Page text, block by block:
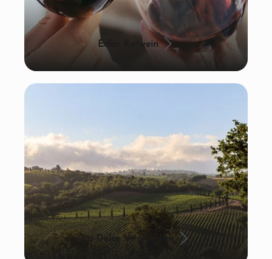
Edler Rotwein
La Dolce Vita: Italien